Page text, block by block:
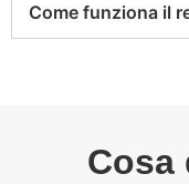
Come funziona il
Cosa